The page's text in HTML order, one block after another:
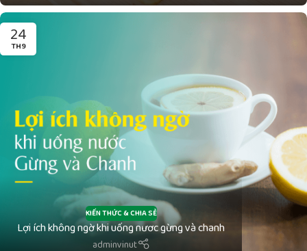
24
TH9
KIẾN THỨC & CHIA SẺ
Lợi ích không ngờ khi uống nươc gừng và chanh
adminvinut